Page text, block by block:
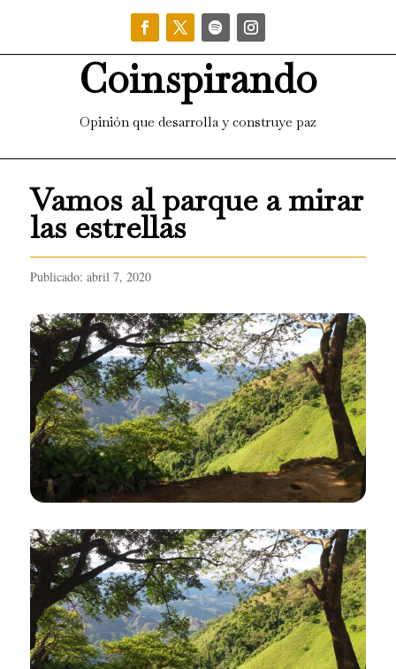
Coinspirando
Opinión que desarrolla y construye paz
Vamos al parque a mirar
las estrellas
Publicado: abril 7, 2020